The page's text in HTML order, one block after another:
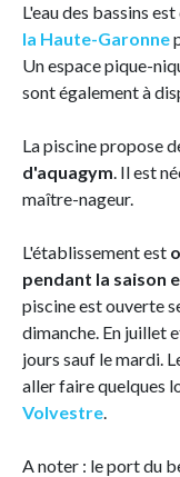
L'eau des bassins
la Haute-Garonne
Un espace pique-
sont également à
La piscine propose
d'aquagym. Il est
maître-nageur.
L'établissement est
pendant la saison
piscine est ouverte
dimanche. En juillet
jours sauf le mardi.
aller faire quelques
Volvestre.
A noter : le port du